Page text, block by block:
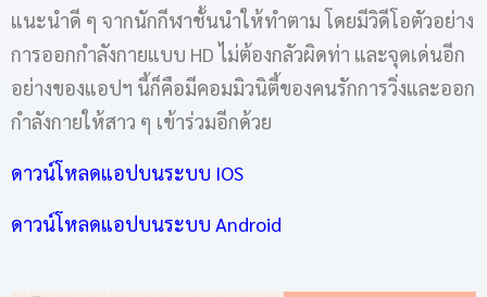
แนะนำดี ๆ จากนักกีฬาชั้นนำให้ทำตาม โดยมีวิดีโอตัวอย่าง
การออกกำลังกายแบบ HD ไม่ต้องกลัวผิดท่า และจุดเด่นอีก
อย่างของแอปฯ นี้ก็คือมีคอมมิวนิตี้ของคนรักการวิ่งและออก
กำลังกายให้สาว ๆ เข้าร่วมอีกด้วย
ดาวน์โหลดแอปบนระบบ IOS
ดาวน์โหลดแอปบนระบบ Android